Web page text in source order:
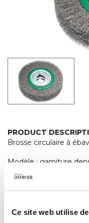
Ce site web utilise
PRODUCT
Brosse circulaire à
Modèle : garniture
haute résistance
longue. Montage